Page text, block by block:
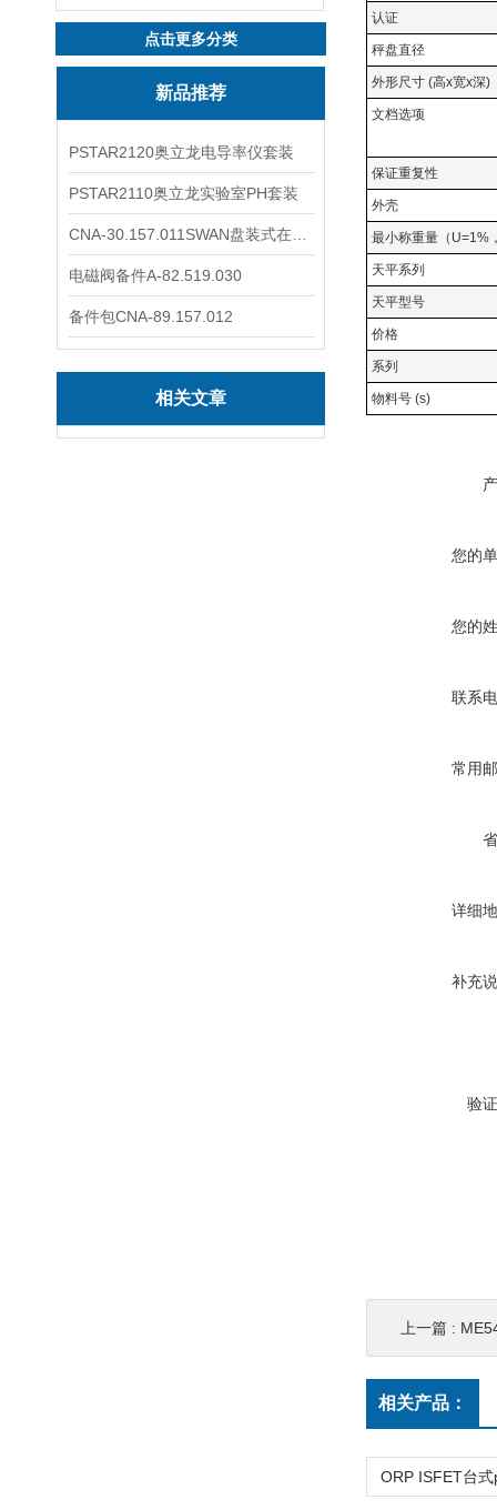
点击更多分类
新品推荐
PSTAR2120奥立龙电导率仪套装
PSTAR2110奥立龙实验室PH套装
电磁阀备件A-82.519.030
备件包CNA-89.157.012
相关文章
认证
秤盘直径
外形尺寸 (高x宽x深)
文档选项
保证重复性
外壳
最小称重量（U=1%
天平系列
天平型号
价格
系列
物料号 (s)
您的
您的
联系
常用
详细
补充
验
上一篇 :
相关产品：